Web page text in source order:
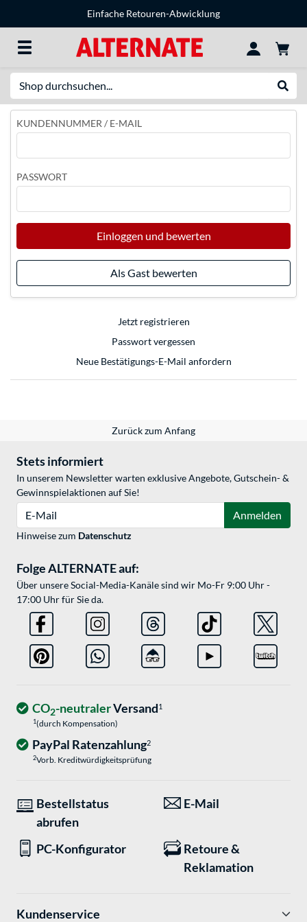
Einfache Retouren-Abwicklung
KUNDENNUMMER / E-MAIL
PASSWORT
Einloggen und bewerten
Als Gast bewerten
Jetzt registrieren
Passwort vergessen
Neue Bestätigungs-E-Mail anfordern
Zurück zum Anfang
Stets informiert
In unserem Newsletter warten exklusive Angebote, Gutschein- &
Gewinnspielaktionen auf Sie!
Anmelden
Hinweise zum Datenschutz
Folge ALTERNATE auf:
Über unsere Social-Media-Kanäle sind wir Mo-Fr 9:00 Uhr -
17:00 Uhr für Sie da.
CO2-neutralerVersand1
1(durch Kompensation)
PayPal Ratenzahlung2
2Vorb. Kreditwürdigkeitsprüfung
Bestellstatus
abrufen
E-Mail
PC-Konfigurator
Retoure &
Reklamation
Kundenservice